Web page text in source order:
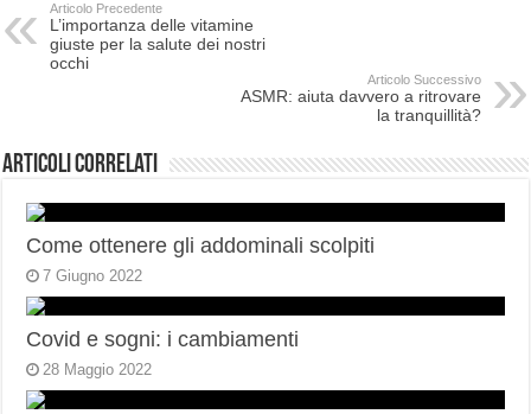
Articolo Precedente
L’importanza delle vitamine
giuste per la salute dei nostri
occhi
Articolo Successivo
ASMR: aiuta davvero a ritrovare
la tranquillità?
Articoli correlati
Come ottenere gli addominali scolpiti
7 Giugno 2022
Covid e sogni: i cambiamenti
28 Maggio 2022